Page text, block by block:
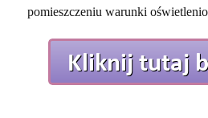
pomieszczeniu warunki